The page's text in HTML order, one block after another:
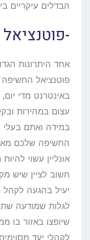
הבדלים עיקריים
-
אחד היתרונות
פוטנציאל
באינטרנט מדי
עצום במהירות
במידה ואתם בעלי
החשיפה שלכם
אונליין עשוי
חשוב לציין שיש
יעיל בהגעה לקהל
לגלות שמודעה
שיופצו באזור בו
לקהלי יעד